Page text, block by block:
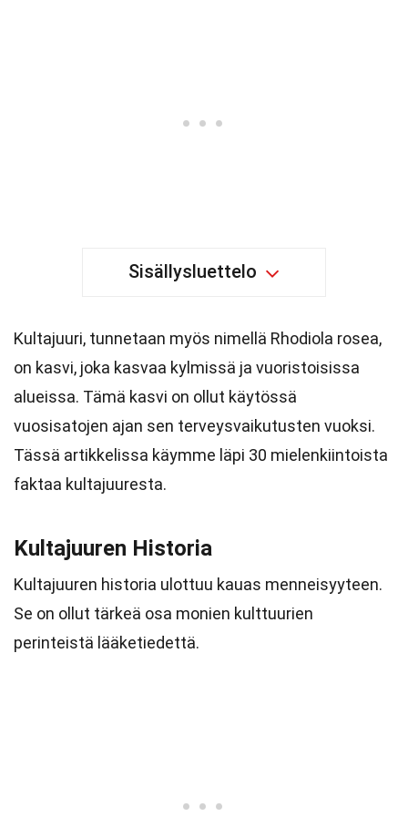
Sisällysluettelo
Kultajuuri, tunnetaan myös nimellä Rhodiola rosea,
on kasvi, joka kasvaa kylmissä ja vuoristoisissa
alueissa. Tämä kasvi on ollut käytössä
vuosisatojen ajan sen terveysvaikutusten vuoksi.
Tässä artikkelissa käymme läpi 30 mielenkiintoista
faktaa kultajuuresta.
Kultajuuren Historia
Kultajuuren historia ulottuu kauas menneisyyteen.
Se on ollut tärkeä osa monien kulttuurien
perinteistä lääketiedettä.